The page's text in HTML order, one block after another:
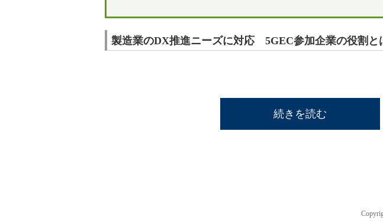
製造業のDX推進ニーズに対応 5GEC参加企業の役割と
続きを読む